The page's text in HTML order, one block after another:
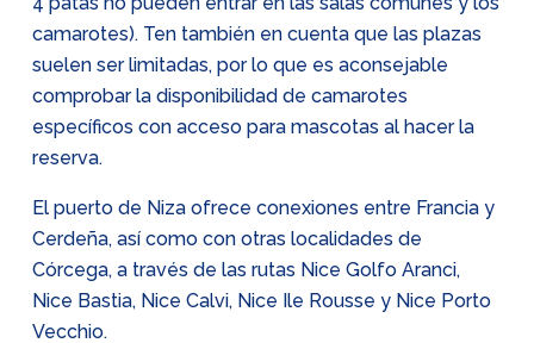
camarotes). Ten también en cuenta que las plazas
suelen ser limitadas, por lo que es aconsejable
comprobar la disponibilidad de camarotes
específicos con acceso para mascotas al hacer la
reserva.
El puerto de Niza ofrece conexiones entre Francia y
Cerdeña, así como con otras localidades de
Córcega, a través de las rutas Nice Golfo Aranci,
Nice Bastia, Nice Calvi, Nice Ile Rousse y Nice Porto
Vecchio.